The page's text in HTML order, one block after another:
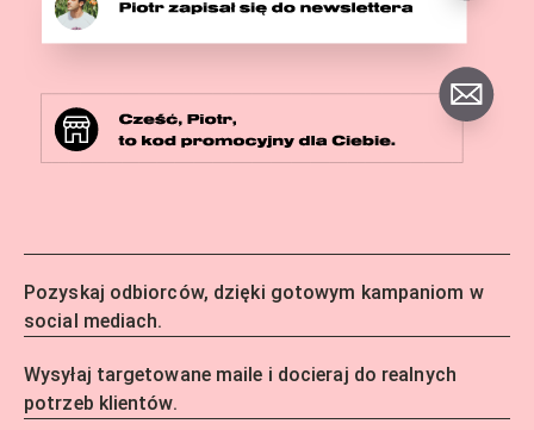
Pozyskaj odbiorców, dzięki gotowym kampaniom w
social mediach.
Wysyłaj targetowane maile i docieraj do realnych
potrzeb klientów.